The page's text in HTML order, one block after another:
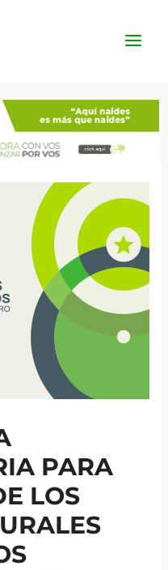
PARA
LOS